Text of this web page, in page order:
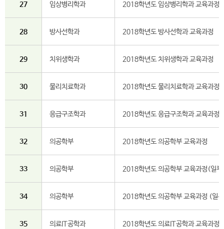
27 임상병리학과 2018학년도 임상병리학과 교육과정
28 방사선학과 2018학년도 방사선학과 교육과정
29 치위생학과 2018학년도 치위생학과 교육과정
30 물리치료학과 2018학년도 물리치료학과 교육과정
31 응급구조학과 2018학년도 응급구조학과 교육과정
32 의공학부 2018학년도 의공학부 교육과정
33 의공학부 2018학년도 의공학부 교육과정(일
34 의공학부 2018학년도 의공학부 교육과정 (일
35 의료IT공학과 2018학년도 의료IT공학과 교육과정